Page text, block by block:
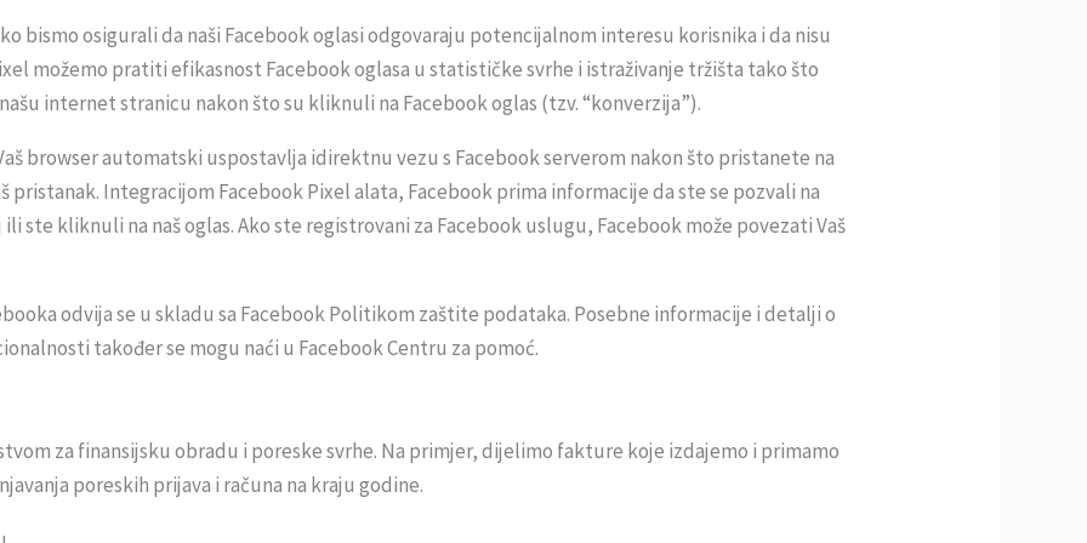
bismo osigurali da naši Facebook oglasi odgovaraju potencijalnom interesu korisnika i da nisu
možemo pratiti efikasnost Facebook oglasa u statističke svrhe i istraživanje tržišta tako što
internet stranicu nakon što su kliknuli na Facebook oglas (tzv. “konverzija”).
browser automatski uspostavlja idirektnu vezu s Facebook serverom nakon što pristanete na
Integracijom Facebook Pixel alata, Facebook prima informacije da ste se pozvali na
ste kliknuli na naš oglas. Ako ste registrovani za Facebook uslugu, Facebook može povezati Vaš
odvija se u skladu sa Facebook Politikom zaštite podataka. Posebne informacije i detalji o
također se mogu naći u Facebook Centru za pomoć.
za finansijsku obradu i poreske svrhe. Na primjer, dijelimo fakture koje izdajemo i primamo
poreskih prijava i računa na kraju godine.